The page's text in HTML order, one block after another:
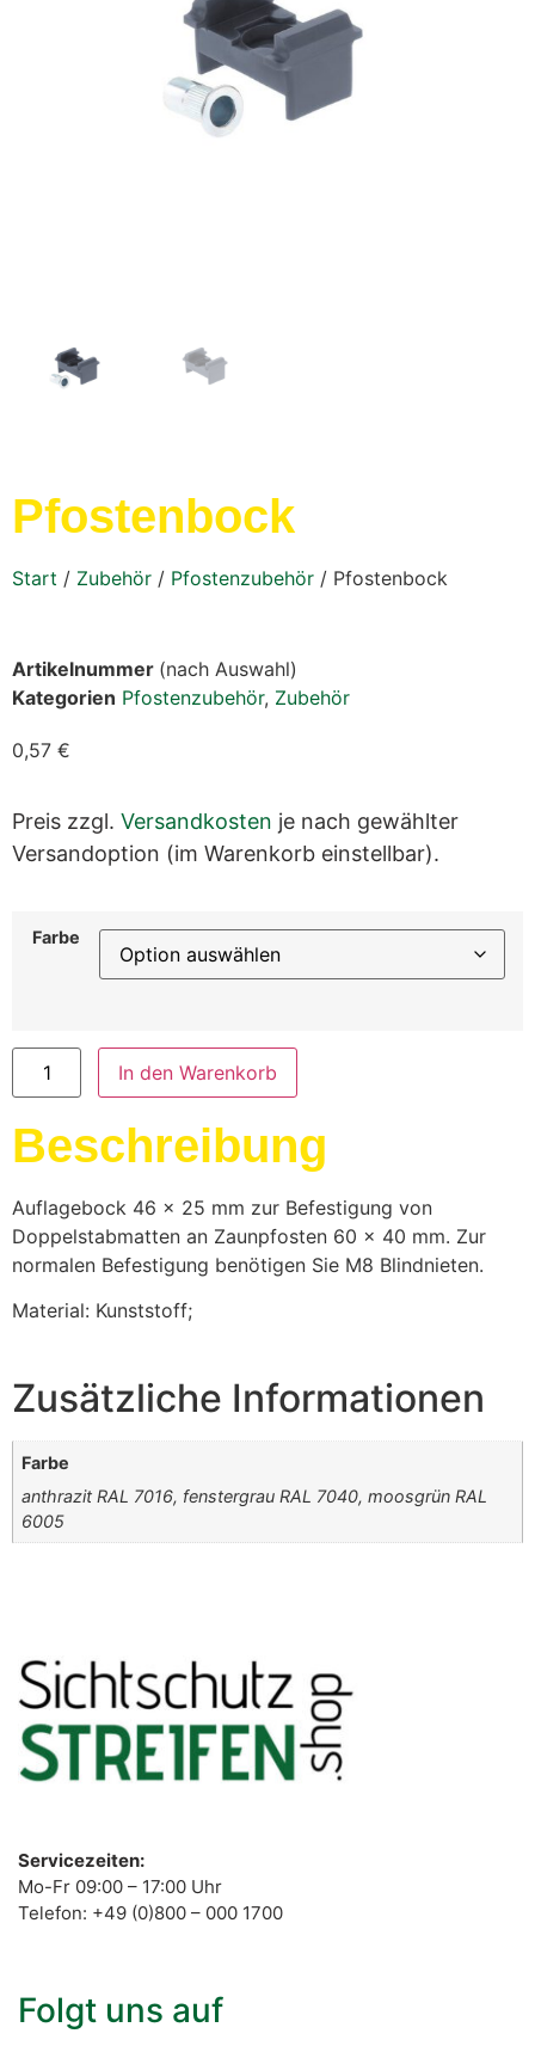
Pfostenbock
Start / Zubehör / Pfostenzubehör / Pfostenbock
Artikelnummer (nach Auswahl)
Kategorien Pfostenzubehör, Zubehör
0,57 €
Preis zzgl. Versandkosten je nach gewählter
Versandoption (im Warenkorb einstellbar).
Farbe
In den Warenkorb
Beschreibung
Auflagebock 46 x 25 mm zur Befestigung von
Doppelstabmatten an Zaunpfosten 60 x 40 mm. Zur
normalen Befestigung benötigen Sie M8 Blindnieten.
Material: Kunststoff;
Zusätzliche Informationen
Farbe
anthrazit RAL 7016, fenstergrau RAL 7040, moosgrün RAL
6005
Servicezeiten:
Mo-Fr 09:00 – 17:00 Uhr
Telefon: +49 (0)800 – 000 1700
Folgt uns auf